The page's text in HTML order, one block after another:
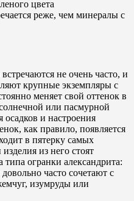
реже, чем минералы с
не очень часто, и
крупные экземпляры с
меняет свой оттенок в
или пасмурной
осадков и настроения
как правило, появляется
в пятерку самых
из него стоят
огранки александрита:
часто сочетают с
изумруды или